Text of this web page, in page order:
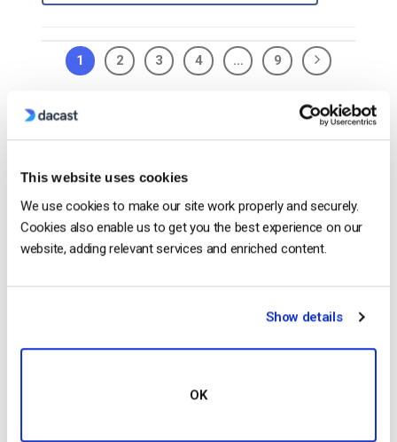
This website uses cookies
We use cookies to make our site work properly and securely.
Cookies also enable us to get you the best experience on our
website, adding relevant services and enriched content.
Show details
OK
1 2 3 4 … 9
Search
Recent
de los medios en streaming